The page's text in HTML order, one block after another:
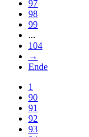
97
98
99
...
104
→
Ende
1
90
91
92
93